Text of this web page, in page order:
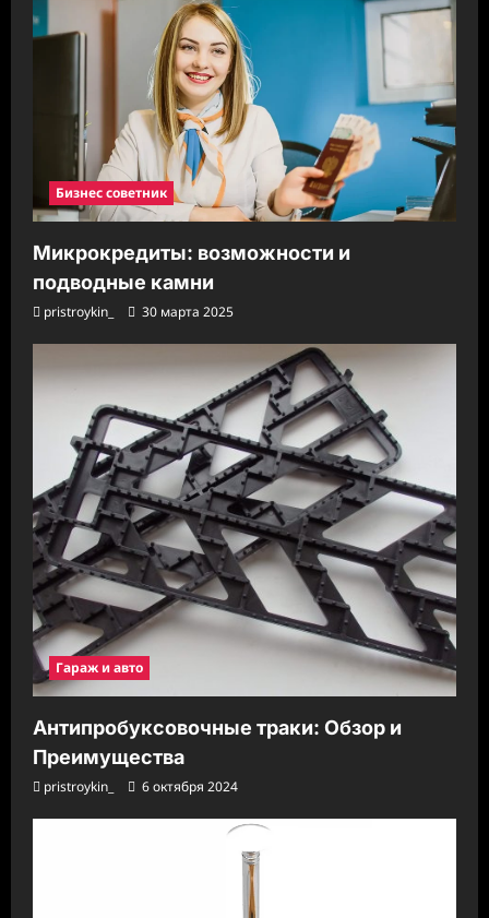
Бизнес советник
Микрокредиты: возможности и
подводные камни
pristroykin_ 30 марта 2025
Гараж и авто
Антипробуксовочные траки: Обзор и
Преимущества
pristroykin_ 6 октября 2024